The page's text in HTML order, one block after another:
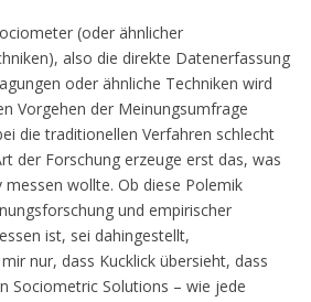
(oder ähnlicher
also die direkte Datenerfassung
oder ähnliche Techniken wird
Vorgehen der Meinungsumfrage
die traditionellen Verfahren schlecht
der Forschung erzeuge erst das, was
wollte. Ob diese Polemik
und empirischer
ist, sei dahingestellt,
nur, dass Kucklick übersieht, dass
Sociometric Solutions – wie jede